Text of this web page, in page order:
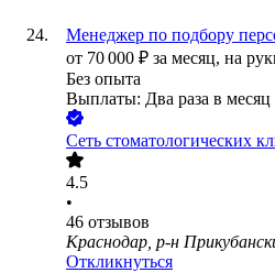
Менеджер по подбору
от 70 000 ₽ за месяц, на
Без опыта
Выплаты: Два раза в месяц
Сеть стоматологических
4.5
•
46 отзывов
Краснодар, р-н
Откликнуться